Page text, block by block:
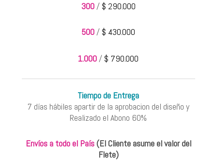
300/ $ 290.000
500 / $ 430.000
1.000 / $ 790.000
Tiempo de Entrega
7 días hábiles apartir de la aprobacion del diseño y
Realizado el Abono 60%
Envíosa todo el País (El Cliente asume el valor del
Flete)